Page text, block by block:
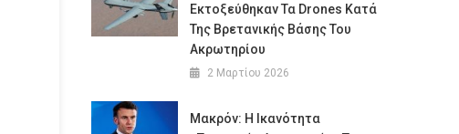
Εκτοξεύθηκαν Τα Drones Κατά
Της Βρετανικής Βάσης Του
Ακρωτηρίου
2 Μαρτίου 2026
Μακρόν: Η Ικανότητα